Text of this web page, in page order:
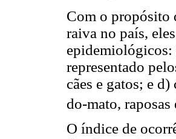
Com o propósito
raiva no país,
epidemiológicos:
representado
cães e gatos; e
do-mato,
O índice de